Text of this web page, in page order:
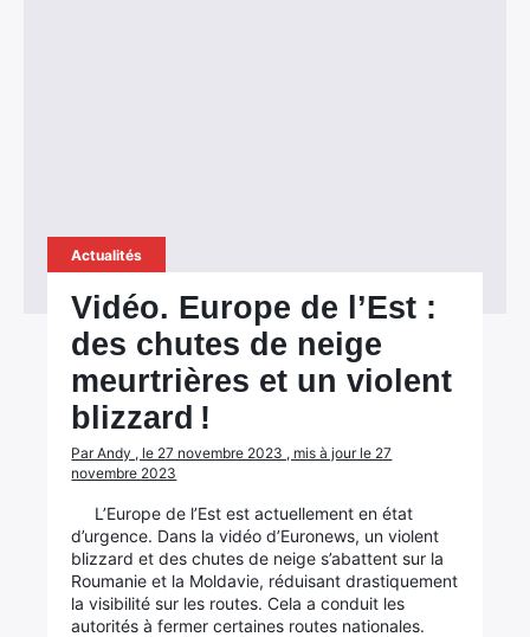
Actualités
Vidéo. Europe de l’Est :
des chutes de neige
meurtrières et un violent
blizzard !
Par Andy , le 27 novembre 2023 , mis à jour le 27
novembre 2023
L’Europe de l’Est est actuellement en état
d’urgence. Dans la vidéo d’Euronews, un violent
blizzard et des chutes de neige s’abattent sur la
Roumanie et la Moldavie, réduisant drastiquement
la visibilité sur les routes. Cela a conduit les
autorités à fermer certaines routes nationales.